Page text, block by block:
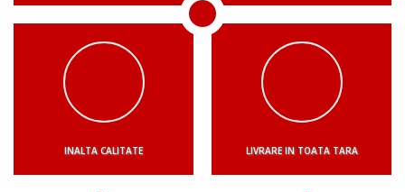
INALTA CALITATE LIVRARE IN TOATA TARA